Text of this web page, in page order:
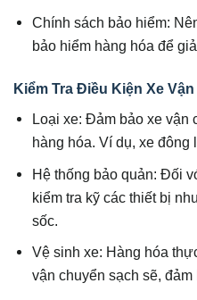
Chính sách bảo hiểm:
bảo hiểm hàng hóa để
Kiểm Tra Điều Kiện Xe
Loại xe: Đảm bảo xe vận
hàng hóa. Ví dụ, xe
Hệ thống bảo quản: Đối
kiểm tra kỹ các thiết bị
sốc.
Vệ sinh xe: Hàng hóa
vận chuyển sạch sẽ,